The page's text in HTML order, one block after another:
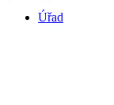
Úřad